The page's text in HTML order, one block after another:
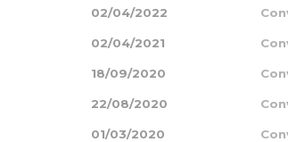
02/04/2022
02/04/2021
18/09/2020
22/08/2020
01/03/2020